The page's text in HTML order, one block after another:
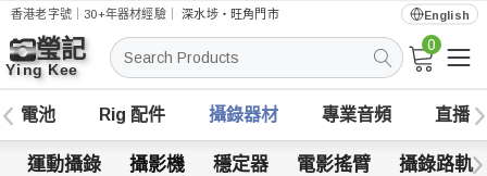
香港老字號｜30+年器材經驗｜深水埗・旺角門市 English
搜
索
0
電池 Rig 配件 攝錄器材 專業音頻 直播
運動攝錄 攝影機 穩定器 電影搖臂 攝錄路軌